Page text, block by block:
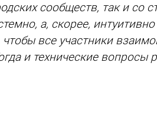
сообществ, так и со
а, скорее,
все участники
и технические